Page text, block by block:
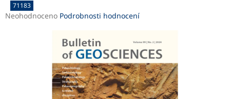
71183
Průměrné
Neohodnoceno Podrobnosti hodnocení